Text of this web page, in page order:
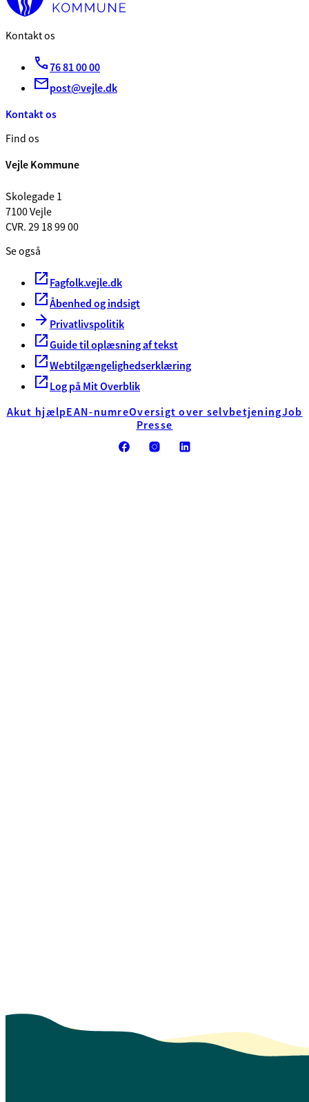
Kontakt os
76 81 00 00
post@vejle.dk
Kontakt os
Find os
Vejle Kommune
Skolegade 1
7100 Vejle
CVR. 29 18 99 00
Se også
Fagfolk.vejle.dk
Åbenhed og indsigt
Privatlivspolitik
Guide til oplæsning af tekst
Webtilgængelighedserklæring
Log på Mit Overblik
Akut hjælpEAN-numreOversigt over selvbetjeningJob
Presse